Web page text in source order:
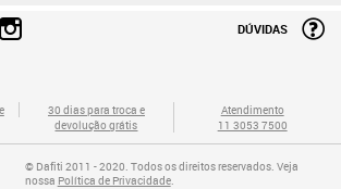
DÚVIDAS
30 dias para troca e
devolução grátis
Atendimento
11 3053 7500
© Dafiti 2011 - 2020. Todos os direitos reservados. Veja
nossa Política de Privacidade.